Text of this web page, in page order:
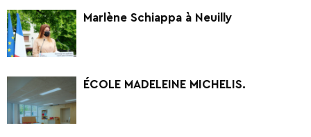
Marlène Schiappa à Neuilly
ÉCOLE MADELEINE MICHELIS.